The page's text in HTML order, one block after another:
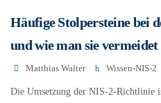
Häufige Stolpersteine bei
und wie man sie vermeidet
Matthias Walter Wissen-NIS-2
Die Umsetzung der NIS-2-Richtlinie